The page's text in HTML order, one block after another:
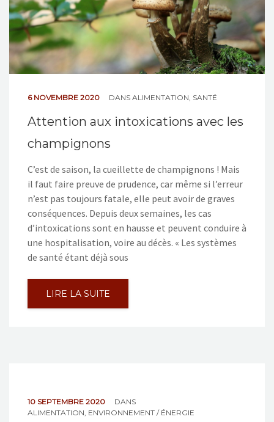
6 NOVEMBRE 2020 DANS ALIMENTATION, SANTÉ
Attention aux intoxications avec les
champignons
C’est de saison, la cueillette de champignons ! Mais
il faut faire preuve de prudence, car même si l’erreur
n’est pas toujours fatale, elle peut avoir de graves
conséquences. Depuis deux semaines, les cas
d’intoxications sont en hausse et peuvent conduire à
une hospitalisation, voire au décès. « Les systèmes
de santé étant déjà sous
LIRE LA SUITE
10 SEPTEMBRE 2020
DANS
ALIMENTATION, ENVIRONNEMENT / ÉNERGIE